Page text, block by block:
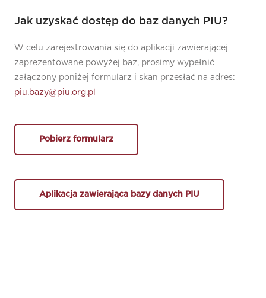
Jak uzyskać dostęp do baz danych PIU?
W celu zarejestrowania się do aplikacji zawierającej
zaprezentowane powyżej baz, prosimy wypełnić
załączony poniżej formularz i skan przesłać na adres:
piu.bazy@piu.org.pl
Pobierz formularz
Aplikacja zawierająca bazy danych PIU